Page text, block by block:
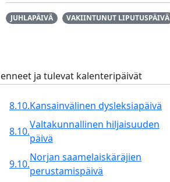
JUHLAPÄIVÄ VAKIINTUNUT LIPUTUSPÄIVÄ
ja tulevat kalenteripäivät
8.10.Kansainvälinen dysleksiapäivä
8.10.
Valtakunnallinen hiljaisuuden
päivä
9.10.
Norjan saamelaiskäräjien
perustamispäivä